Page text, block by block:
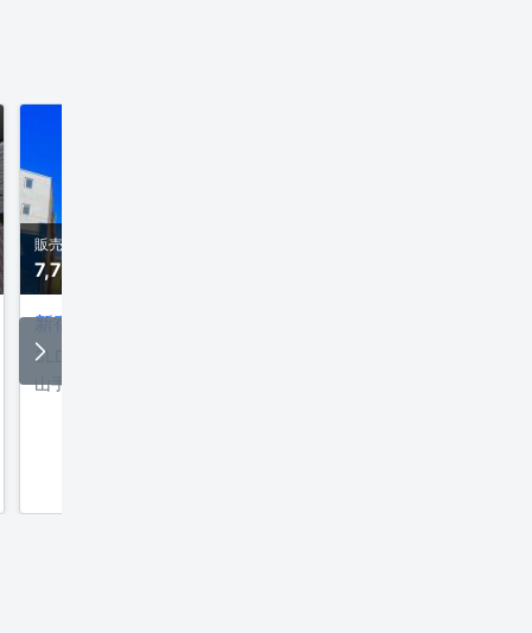
販売価格
7,790万
新宿スカイプラザ
3LDK
山手線「新大久保」徒歩7分